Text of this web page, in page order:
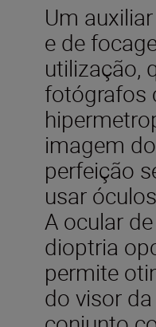
Um
e de
utilização,
fotógrafos
imagem
perfeição
usar
A ocular
dioptria
permite
do visor